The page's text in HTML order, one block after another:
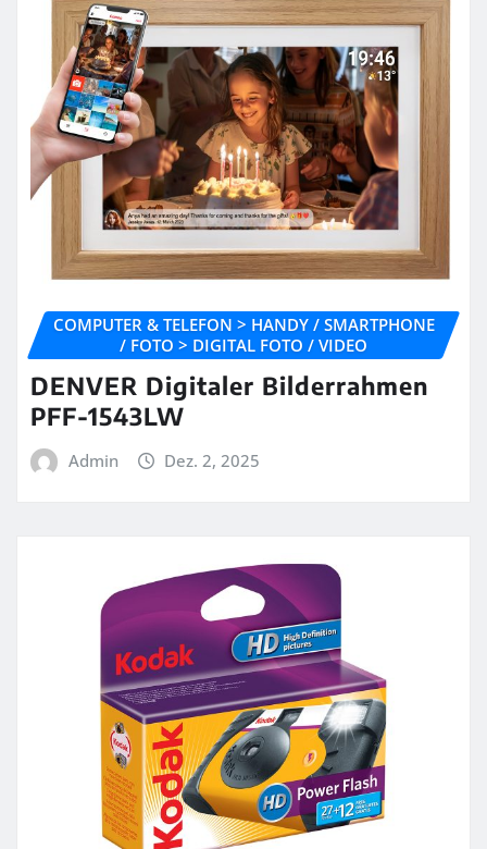
COMPUTER & TELEFON > HANDY / SMARTPHONE
/ FOTO > DIGITAL FOTO / VIDEO
DENVER Digitaler Bilderrahmen
PFF-1543LW
Admin Dez. 2, 2025